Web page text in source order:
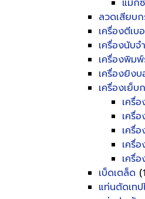
แม็กซ์
ลวดเสียบก
เครื่องตีเบ
เครื่องนับจ
เครื่องพิม
เครื่องยิงบ
เครื่องเย็บ
เครื่
เครื่
เครื่
เครื่
เครื่
เบ็ดเตล็ด
แท่นตัดเท